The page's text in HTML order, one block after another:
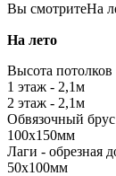
Вы смотритеНа
На лето
Высота потолков
1 этаж - 2,1м
2 этаж - 2,1м
Обвязочный брус
100х150мм
Лаги - обрезная
50х100мм